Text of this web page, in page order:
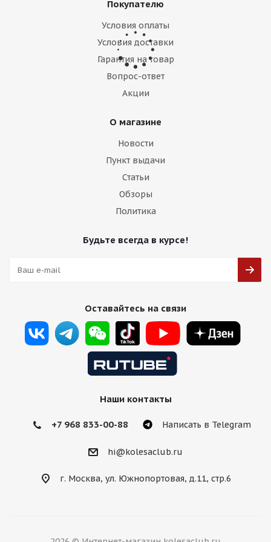
2W Wheels 599 10j-20 5*120 ET40 d74,1 Black
Подробнее
11,5j-20 5*120 d74,1 GBF
Есть в наличии (1)
Покупателю
Условия оплаты
Условия доставки
Гарантия на товар
Вопрос-ответ
Акции
О магазине
Новости
Пункт выдачи
Статьи
Обзоры
Политика
Будьте всегда в курсе!
Оставайтесь на связи
Наши контакты
+7 968 833-00-88 Написать в Telegram
hi@kolesaclub.ru
г. Москва, ул. Южнопортовая, д.11, стр.6